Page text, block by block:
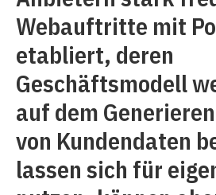
Webauftritte mit
etabliert, deren
Geschäftsmodell
auf dem
von Kundendaten
lassen sich für